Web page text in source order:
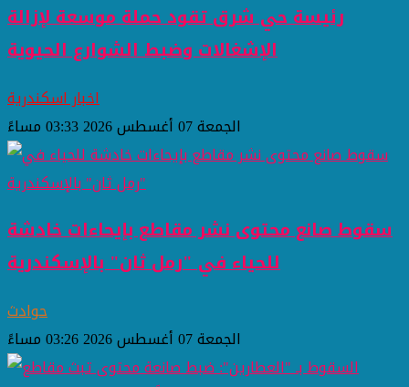
رئيسة حي شرق تقود حملة موسعة لإزالة
الإشغالات وضبط الشوارع الحيوية
اخبار اسكندرية
الجمعة 07 أغسطس 2026 03:33 مساءً
سقوط صانع محتوى نشر مقاطع بإيحاءات خادشة
للحياء في "رمل ثان" بالإسكندرية
حوادث
الجمعة 07 أغسطس 2026 03:26 مساءً